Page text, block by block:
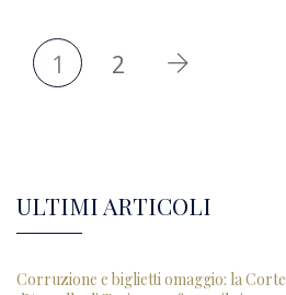
1 2
ULTIMI ARTICOLI
Corruzione e biglietti omaggio: la Corte